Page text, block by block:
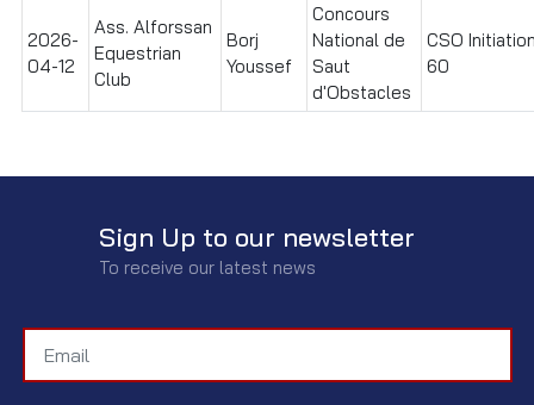
2026-
04-12
Ass. Alforssan
Equestrian
Club
Borj
Youssef
Concours
National de
Saut
d'Obstacles
CSO
60
Sign Up to our newsletter
To receive our latest news